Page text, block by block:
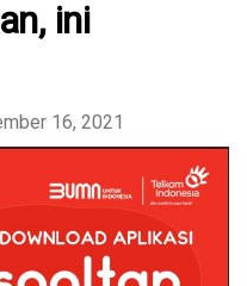
ini
16, 2021